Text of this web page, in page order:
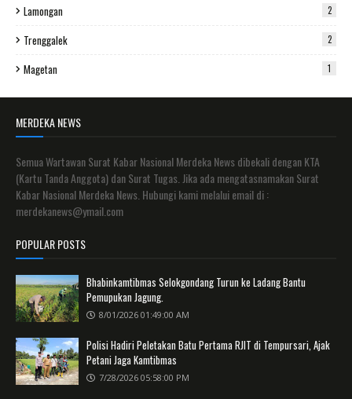
Lamongan 2
Trenggalek 2
Magetan 1
MERDEKA NEWS
Semua Wartawan Surat Kabar Nasional Merdeka News dibekali dengan KTA
(Kartu Tanda Anggota) dan Surat Tugas. Jika ada mengatasnamakan Surat
Kabar Nasional Merdeka News. Hubungi kami melalui email di :
merdekanews@ymail.com
POPULAR POSTS
Bhabinkamtibmas Selokgondang Turun ke Ladang Bantu
Pemupukan Jagung.
8/01/2026 01:49:00 AM
Polisi Hadiri Peletakan Batu Pertama RJIT di Tempursari, Ajak
Petani Jaga Kamtibmas
7/28/2026 05:58:00 PM